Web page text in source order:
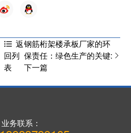
返
回列
表
钢筋桁架楼承板厂家的环
保责任：绿色生产的关键:
下一篇
业务联系：